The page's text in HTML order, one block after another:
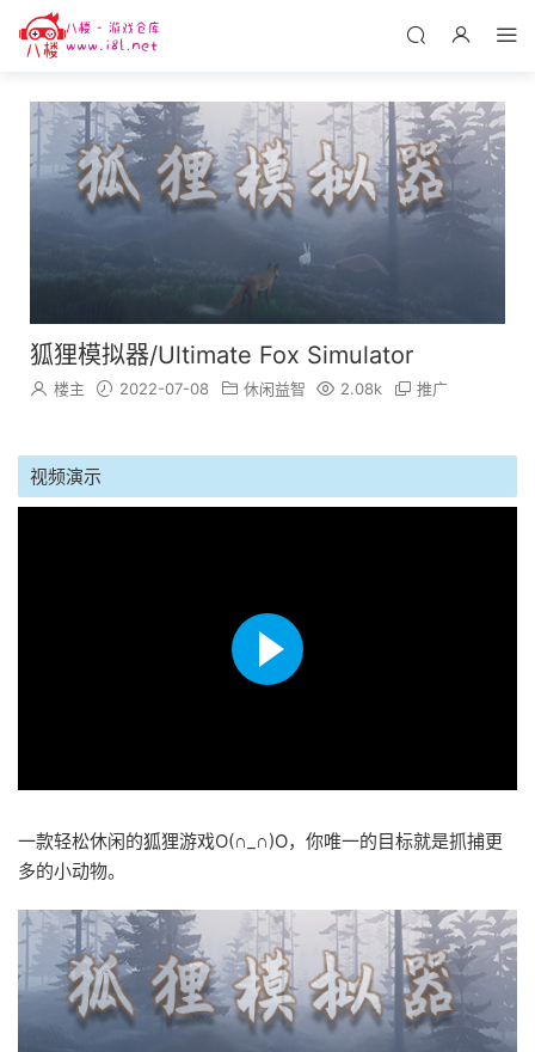
狐狸模拟器/Ultimate Fox Simulator
楼主 2022-07-08 休闲益智 2.08k 推广
视频演示
一款轻松休闲的狐狸游戏O(∩_∩)O，你唯一的目标就是抓捕更
多的小动物。